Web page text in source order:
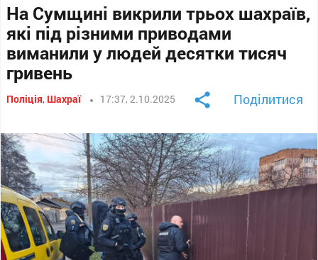
На Сумщині викрили трьох шахраїв,
які під різними приводами
виманили у людей десятки тисяч
гривень
Поліція, Шахраї 17:37, 2.10.2025 Поділитися